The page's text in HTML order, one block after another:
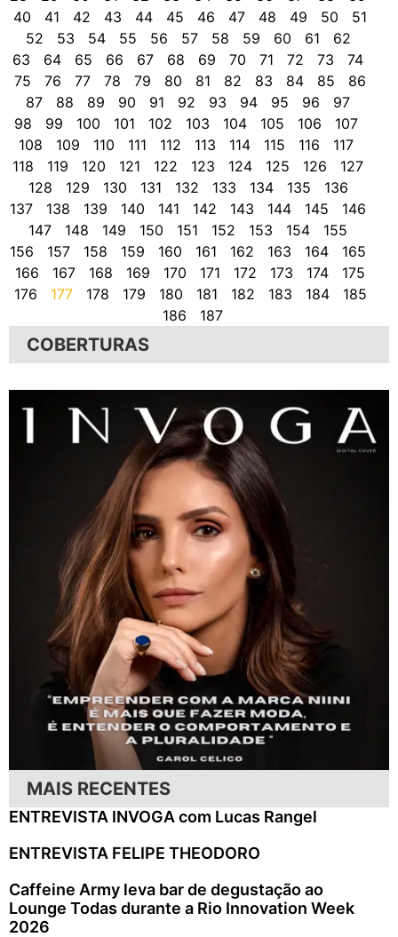
40
41 42 43 44 45 46 47 48 49 50
51
52
53 54 55 56 57 58 59 60 61
62
63
64 65 66 67 68 69 70 71 72 73
74
75
76 77 78 79 80 81 82 83 84 85
86
87
88 89 90 91 92 93 94 95 96
97
98
99 100 101 102 103 104 105 106
107
108
109 110 111 112 113 114 115 116
117
118
119 120 121 122 123 124 125 126
127
128
129 130 131 132 133 134 135
136
137
138 139 140 141 142 143 144 145
146
147
148 149 150 151 152 153 154
155
156
157 158 159 160 161 162 163 164
165
166
167 168 169 170 171 172 173 174
175
176
177 178 179 180 181 182 183 184
185
186
187
COBERTURAS
MAIS RECENTES
ENTREVISTA INVOGA com Lucas Rangel
ENTREVISTA FELIPE THEODORO
Caffeine Army leva bar de degustação ao
Lounge Todas durante a Rio Innovation Week
2026